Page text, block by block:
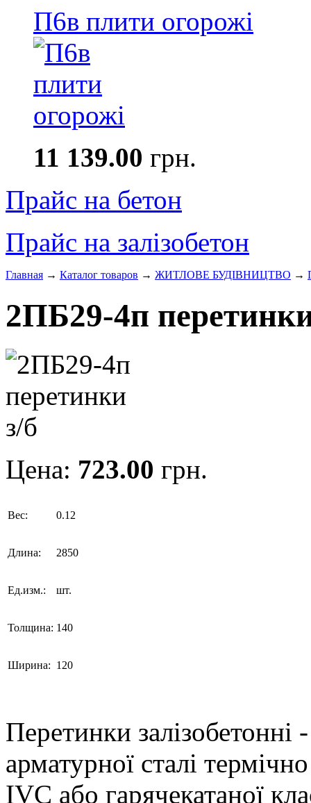
П6в плити огорожі
11 139.00 грн.
Прайс на бетон
Прайс на залізобетон
Главная → Каталог товаров → ЖИТЛОВЕ БУДIВНИЦТВО →
2ПБ29-4п
Цена: 723.00 грн.
Вес: 0.12
Длина: 2850
Ед.изм.: шт.
Толщина: 140
Ширина: 120
Перетинки
арматурної сталі
IVC або гарячекатаної